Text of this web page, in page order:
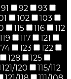
91 92
93
102
103
115 116
112
119 117
121
74 123
122
128
125
121/120
115/112